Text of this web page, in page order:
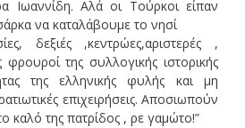
Ιωαννίδη. Αλά οι Τούρκοι είπαν
να καταλάβουμε το νησί
δεξιές ,κεντρώες,αριστερές ,
της συλλογικής ιστορικής
της ελληνικής φυλής και μη
επιχειρήσεις. Αποσιωπούν
καλό της πατρίδος , ρε γαμώτο!”